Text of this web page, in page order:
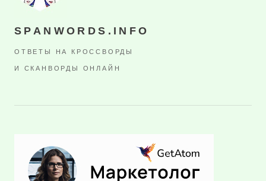
SPANWORDS.INFO
ОТВЕТЫ НА КРОССВОРДЫ
И СКАНВОРДЫ ОНЛАЙН